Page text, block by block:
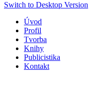
Switch to Desktop Version
Úvod
Profil
Tvorba
Knihy
Publicistika
Kontakt